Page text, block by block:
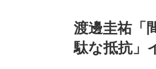
渡邊圭祐「
駄な抵抗」